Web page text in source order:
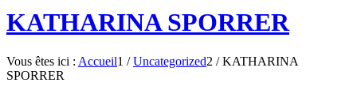
KATHARINA SPORRER
Vous êtes ici : Accueil1 / Uncategorized2 / KATHARINA
SPORRER